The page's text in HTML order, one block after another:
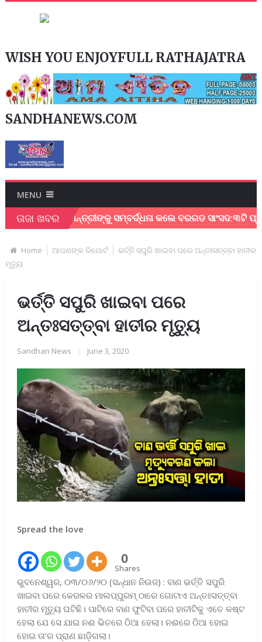
WISH YOU ENJOYFULL RATHAJATRA
SANDHANEWS.COM
MENU
ତାଜା ଖବର
ମୁଖ୍ୟମନ୍ତ୍ରୀଙ୍କୁ ସମ୍ବର୍ଦ୍ଧନା କଲେ ବରଗଡ ସାଂସଦ:୩ଟି ପ୍ରମୁଖ
Home ଆପଣଙ୍କ ରିପୋର୍ଟ
ଭର୍ତ୍ତି ସପୁରି ଖାଇବା ପରେ ଅନ୍ତଃସତ୍ତ୍ବା ହାତୀର
ମୃତ୍ୟୁ
ଭର୍ତ୍ତି ସପୁରି ଖାଇବା ପରେ
ଅନ୍ତଃସତ୍ତ୍ବା ହାତୀର ମୃତ୍ୟୁ
Sandhan News June 3, 2020
Spread the love
0
Shares
ଭୁବନେଶ୍ୱର, ୦୩/୦୬/୨୦ (ସନ୍ଧାନ ନିଉଜ) : ବାଣ ଭର୍ତ୍ତି ସପୁରି
ଖାଇବା ପରେ କେରଳର ମାଲପ୍ପୁରମ୍‌ ଠାରେ ‌ଗୋଟାଏ ଅନ୍ତଃସତ୍ତ୍ବା
ହାତୀର ମୃତ୍ୟୁ ଘଟିଛି। ପାଟିରେ ବାଣ ଫୁଟିବା ପରେ ହାତୀଟିକୁ ଏତେ କଷ୍ଟ
ହେଲା ଯେ ସେ ଯାଇ ନଈ ଭିତରେ ଠିଆ ହେଲା। ନଈରେ ଠିଆ ହୋଇ
ହୋଇ ତା’ର ପ୍ରାଣ ଛାଡ଼ିଗଲା।